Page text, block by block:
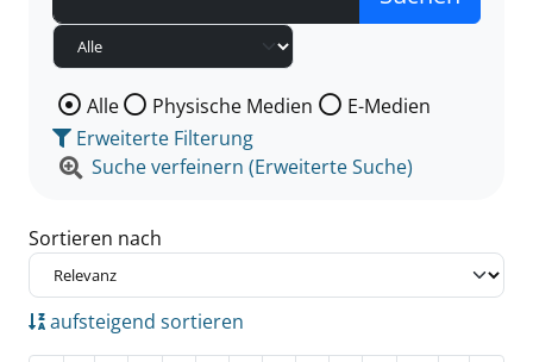
Wählen Sie die Medienart nach der Sie suchen wollen.
Alle Physische Medien
E-Medien
Erweiterte Filterung
Suche verfeinern (Erweiterte Suche)
Sortieren nach
aufsteigend sortieren